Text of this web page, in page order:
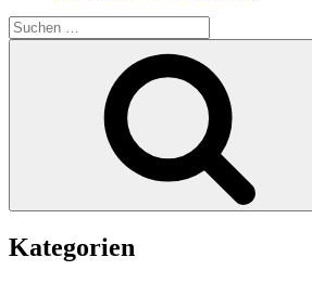
Suche
nach:
Kategorien